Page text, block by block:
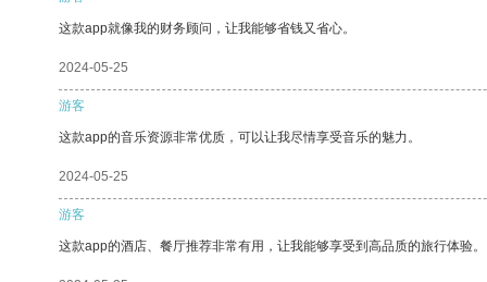
这款app就像我的财务顾问，让我能够省钱又省心。
2024-05-25
游客
这款app的音乐资源非常优质，可以让我尽情享受音乐的魅力。
2024-05-25
游客
这款app的酒店、餐厅推荐非常有用，让我能够享受到高品质的旅行体验。